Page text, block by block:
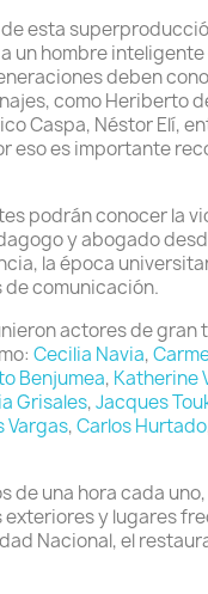
esta
un hombre inteligente
deben
como Heriberto
Caspa, Néstor Elí,
eso es importante
podrán conocer la
y abogado
la época
de comunicación.
actores de
Cecilia Navia,
Benjumea, Katherine
Grisales,Jacques
Vargas,Carlos Hurtado
de una hora cada
y lugares
Nacional, el